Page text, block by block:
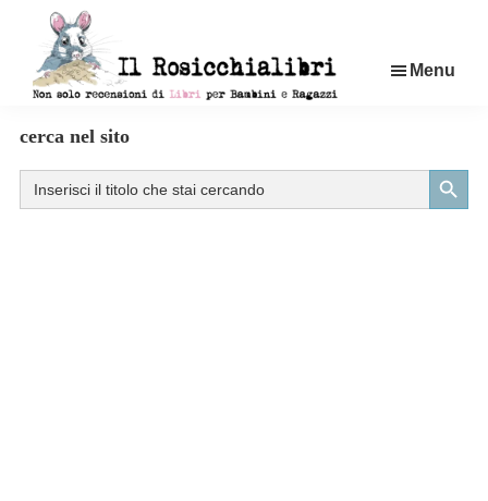
contenuto
di
libri
per
Menu
cerca nel sito
Search
for:
Search Button